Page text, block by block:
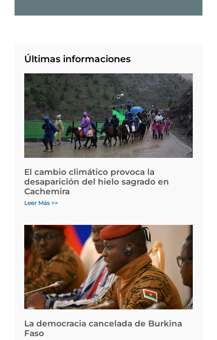
Últimas informaciones
El cambio climático provoca la
desaparición del hielo sagrado en
Cachemira
Leer Más >>
La democracia cancelada de Burkina
Faso